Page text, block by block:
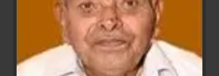
LATEST UPDATE क्राइम
कोरेगाव भिमा येथे बेकायदेशीर प्रार्थना व हिंदू देवी-
देवतांबद्दल वादग्रस्त वक्तव्य प्रकरणी एकावर गुन्हा
दाखल